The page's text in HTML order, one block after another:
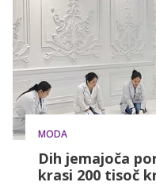
MODA
Dih jemajoča
krasi 200 tisoč